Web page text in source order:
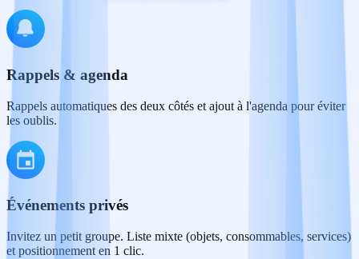
Rappels & agenda
Rappels automatiques des deux côtés et ajout à l'agenda pour éviter
les oublis.
Événements privés
Invitez un petit groupe. Liste mixte (objets, consommables, services)
et positionnement en 1 clic.